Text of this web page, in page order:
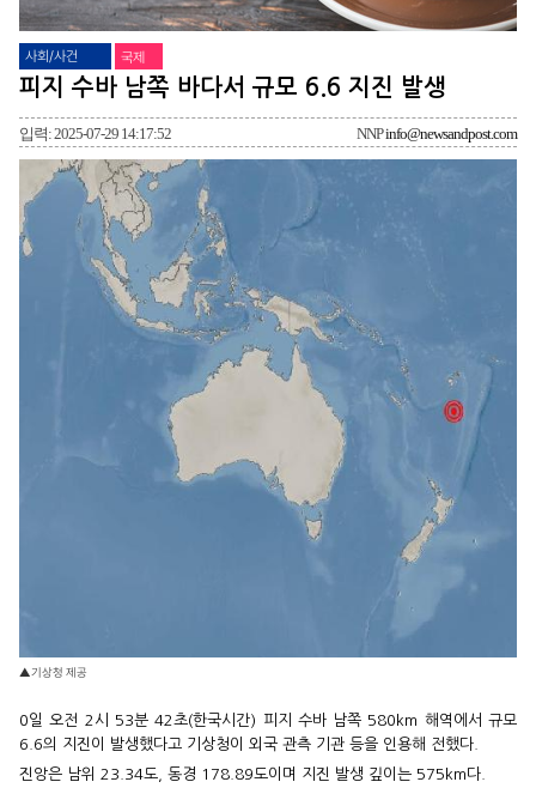
사회/사건 국제
피지 수바 남쪽 바다서 규모 6.6 지진 발생
입력: 2025-07-29 14:17:52 NNPinfo@newsandpost.com
▲기상청 제공
0일 오전 2시 53분 42초(한국시간) 피지 수바 남쪽 580km 해역에서 규모
6.6의 지진이 발생했다고 기상청이 외국 관측 기관 등을 인용해 전했다.
진앙은 남위 23.34도, 동경 178.89도이며 지진 발생 깊이는 575km다.